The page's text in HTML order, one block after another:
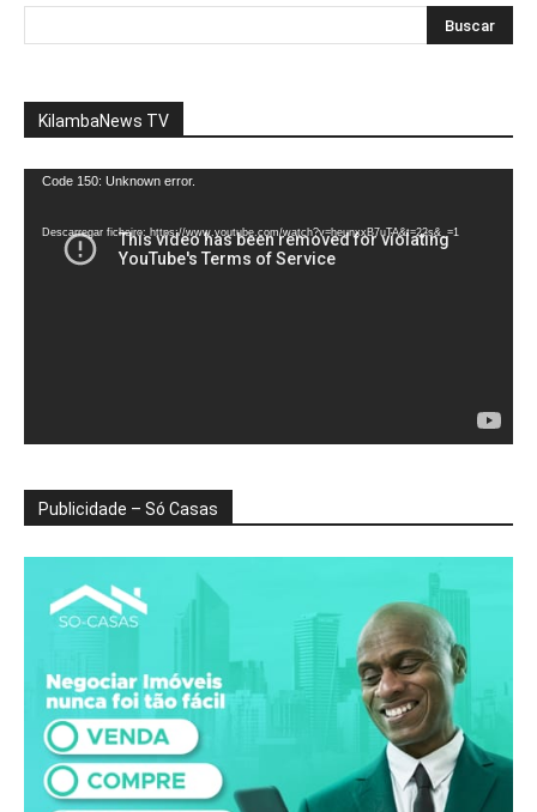
KilambaNews TV
Reprodutor
vídeo
Code 150: Unknown error.
Descarregar ficheiro: https://www.youtube.com/watch?v=heunxxB7uTA&t=22s&_=1
Publicidade – Só Casas